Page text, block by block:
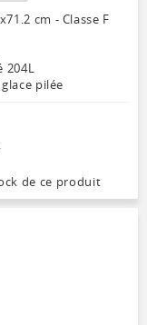
cm - Classe F
204L
pilée
de ce produit